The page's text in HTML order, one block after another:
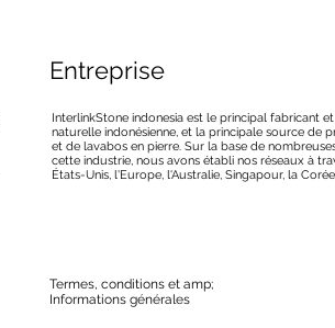
Entreprise
InterlinkStone indonesia est le principal fabricant
naturelle indonésienne, et la principale source de
et de lavabos en pierre. Sur la base de
cette industrie, nous avons établi nos réseaux à
États-Unis, l'Europe, l'Australie, Singapour, la
Termes, conditions et amp;
Informations générales